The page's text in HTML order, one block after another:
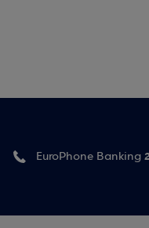
EuroPhone Banking